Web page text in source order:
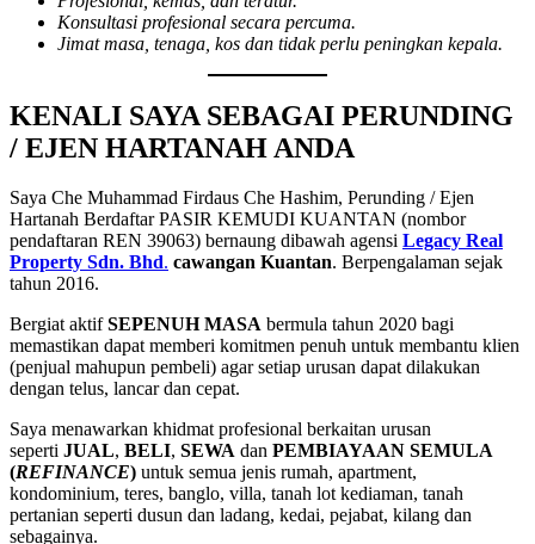
Konsultasi profesional secara percuma.
Jimat masa, tenaga, kos dan tidak perlu peningkan kepala.
KENALI SAYA SEBAGAI PERUNDING
/ EJEN HARTANAH ANDA
Saya Che Muhammad Firdaus Che Hashim, Perunding / Ejen
Hartanah Berdaftar PASIR KEMUDI KUANTAN (nombor
pendaftaran REN 39063) bernaung dibawah agensi Legacy Real
Property Sdn. Bhd. cawangan Kuantan. Berpengalaman sejak
tahun 2016.
Bergiat aktifSEPENUH MASA bermula tahun 2020 bagi
memastikan dapat memberi komitmen penuh untuk membantu klien
(penjual mahupun pembeli) agar setiap urusan dapat dilakukan
dengan telus, lancar dan cepat.
Saya menawarkan khidmat profesional berkaitan urusan
seperti JUAL, BELI, SEWA dan PEMBIAYAAN SEMULA
(REFINANCE) untuk semua jenis rumah, apartment,
kondominium, teres, banglo, villa, tanah lot kediaman, tanah
pertanian seperti dusun dan ladang, kedai, pejabat, kilang dan
sebagainya.